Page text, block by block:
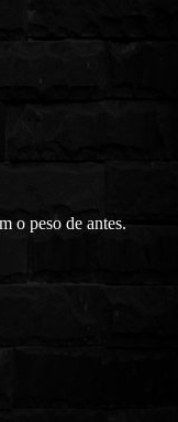
o peso de antes.